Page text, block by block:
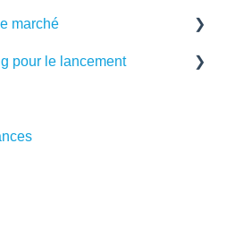
marché
et Mastercard
pour le lancement